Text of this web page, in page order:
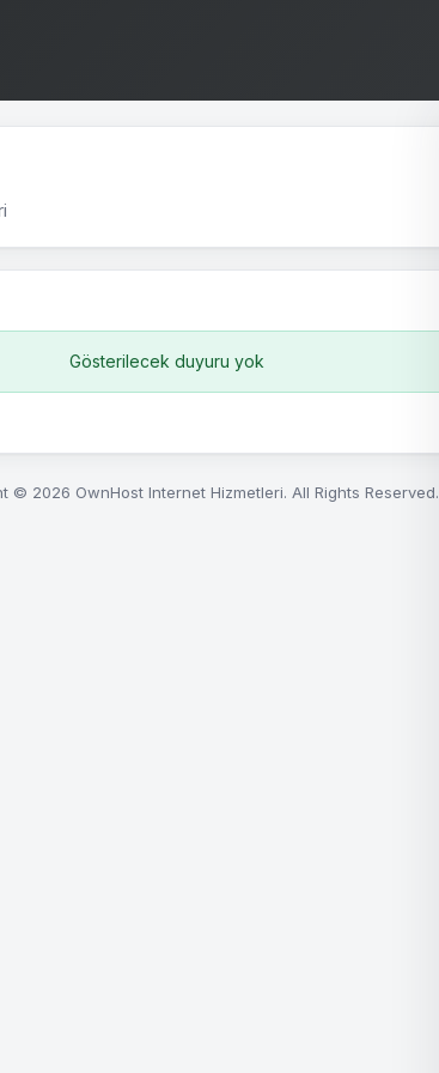
Gösterilecek duyuru yok
© 2026 OwnHost Internet Hizmetleri. All Rights Reserved.